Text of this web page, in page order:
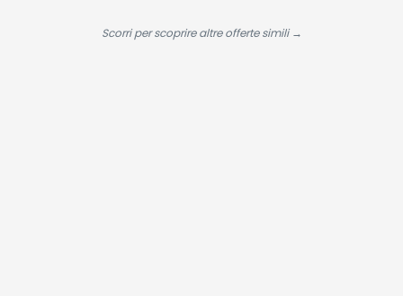
capelli secchi,
Antinvecchiamento
Scorri per scoprire altre offerte simili →